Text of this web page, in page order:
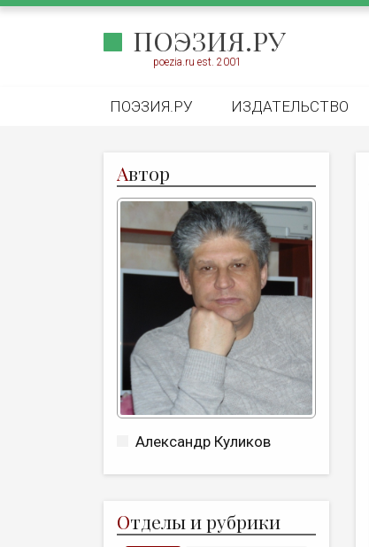
ПОЭЗИЯ.РУ
poezia.ru est. 2001
ПОЭЗИЯ.РУ ИЗДАТЕЛЬСТВО
Автор
Александр Куликов
Отделы и рубрики